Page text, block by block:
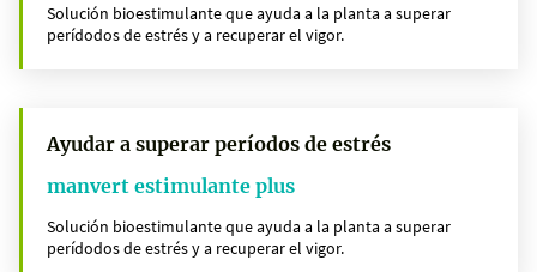
Solución bioestimulante que ayuda a la planta a superar
perídodos de estrés y a recuperar el vigor.
Ayudar a superar períodos de estrés
manvert estimulante plus
Solución bioestimulante que ayuda a la planta a superar
perídodos de estrés y a recuperar el vigor.